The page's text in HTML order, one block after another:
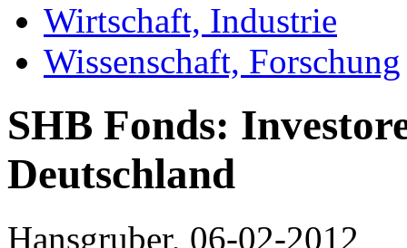
Wirtschaft, Industrie
Wissenschaft, Forschung
SHB Fonds:
Deutschland
Hansgruber, 06-02-2012